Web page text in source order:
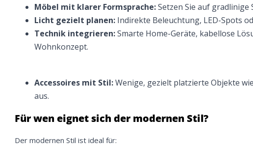
Möbel mit klarer Formsprache:Setzen Sie auf gradlinige
Licht gezielt planen: Indirekte Beleuchtung, LED-Spots
Technik integrieren:Smarte Home-Geräte, kabellose
Wohnkonzept.
Accessoires mit Stil:Wenige, gezielt platzierte Objekte
aus.
Für wen eignet sich der modernen Stil?
Der modernen Stil ist ideal für: